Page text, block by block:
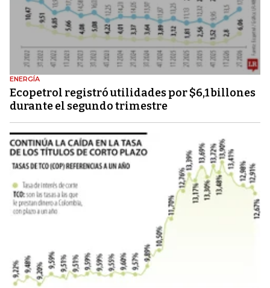
ENERGÍA
Ecopetrol registró utilidades por $6,1 billones
durante el segundo trimestre